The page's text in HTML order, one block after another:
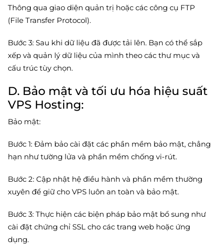
Thông qua giao diện quản trị hoặc các công cụ FTP
(File Transfer Protocol).
Bước 3: Sau khi dữ liệu đã được tải lên. Bạn có thể sắp
xếp và quản lý dữ liệu của mình theo các thư mục và
cấu trúc tùy chọn.
D. Bảo mật và tối ưu hóa hiệu suất
VPS Hosting:
Bảo mật:
Bước 1: Đảm bảo cài đặt các phần mềm bảo mật, chẳng
hạn như tường lửa và phần mềm chống vi-rút.
Bước 2: Cập nhật hệ điều hành và phần mềm thường
xuyên để giữ cho VPS luôn an toàn và bảo mật.
Bước 3: Thực hiện các biện pháp bảo mật bổ sung như
cài đặt chứng chỉ SSL cho các trang web hoặc ứng
dụng.